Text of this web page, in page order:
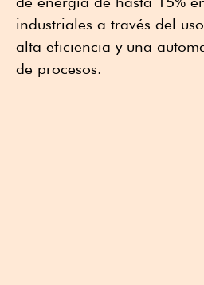
industriales a través del
alta eficiencia y una
de procesos.